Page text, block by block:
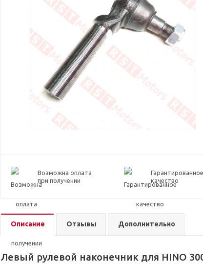
Возможна оплата
при получении
Гарантированное
качество
Описание Отзывы Дополнительно
Левый рулевой наконечник для HINO